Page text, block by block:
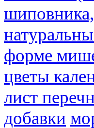
форме
цветы
лист
добавки